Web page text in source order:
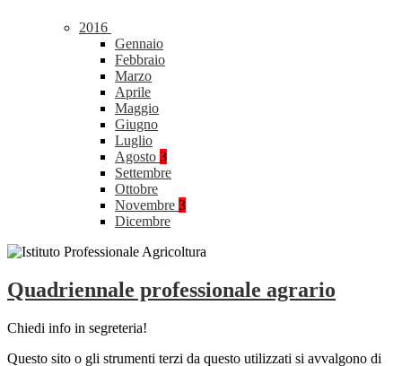
2016
Gennaio
Febbraio
Marzo
Aprile
Maggio
Giugno
Luglio
Agosto 3
Settembre
Ottobre
Novembre 3
Dicembre
Quadriennale professionale agrario
Chiedi info in segreteria!
Questo sito o gli strumenti terzi da questo utilizzati si avvalgono di